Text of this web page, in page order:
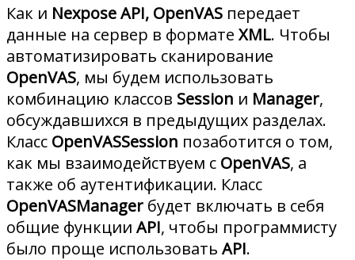
Как и Nexpose API, OpenVAS передает
данные на сервер в формате XML. Чтобы
автоматизировать сканирование
OpenVAS, мы будем использовать
комбинацию классов Session и Manager,
обсуждавшихся в предыдущих разделах.
Класс OpenVASSession позаботится о том,
как мы взаимодействуем с OpenVAS, а
также об аутентификации. Класс
OpenVASManager будет включать в себя
общие функции API, чтобы программисту
было проще использовать API.